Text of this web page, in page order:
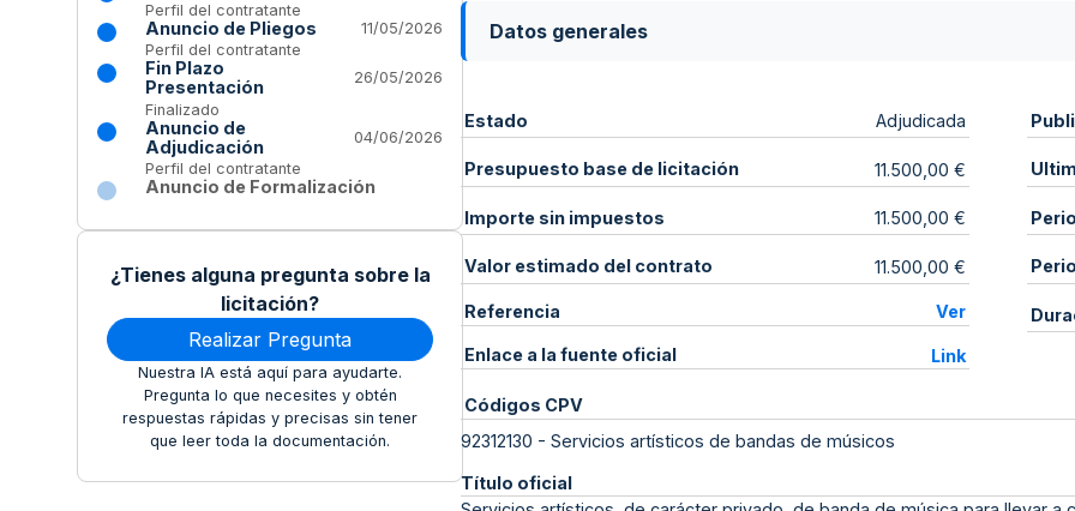
Perfil del contratante
Anuncio de Pliegos
11/05/2026
Perfil del contratante
Fin Plazo
Presentación
26/05/2026
Finalizado
Anuncio de
Adjudicación
04/06/2026
Perfil del contratante
Anuncio de Formalización
¿Tienes alguna pregunta sobre la
licitación?
Realizar Pregunta
Nuestra IA está aquí para ayudarte.
Pregunta lo que necesites y obtén
respuestas rápidas y precisas sin tener
que leer toda la documentación.
Datos generales
Estado Adjudicada
Presupuesto base de licitación 11.500,00 €
Importe sin impuestos 11.500,00 €
Valor estimado del contrato 11.500,00 €
Referencia Ver
Enlace a la fuente oficial Link
Códigos CPV
92312130 - Servicios artísticos de bandas de músicos
Título oficial